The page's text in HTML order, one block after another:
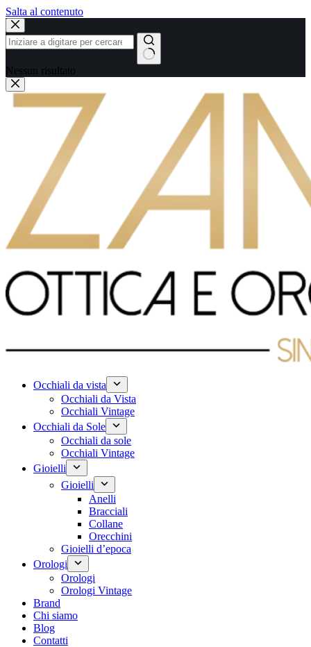
Salta al contenuto
Nessun risultato
Occhiali da vista
Occhiali da Vista
Occhiali Vintage
Occhiali da Sole
Occhiali da sole
Occhiali Vintage
Gioielli
Gioielli
Anelli
Bracciali
Collane
Orecchini
Gioielli d’epoca
Orologi
Orologi
Orologi Vintage
Brand
Chi siamo
Blog
Contatti